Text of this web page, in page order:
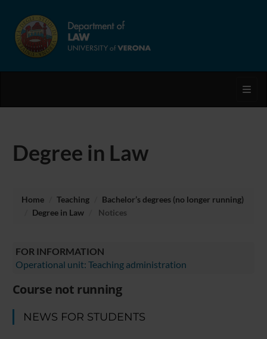
Degree in Law
Home Teaching
Bachelor’s degrees (no longer running)
Degree in Law
Notices
FOR INFORMATION
Operational unit: Teaching administration
Course not running
NEWS FOR STUDENTS